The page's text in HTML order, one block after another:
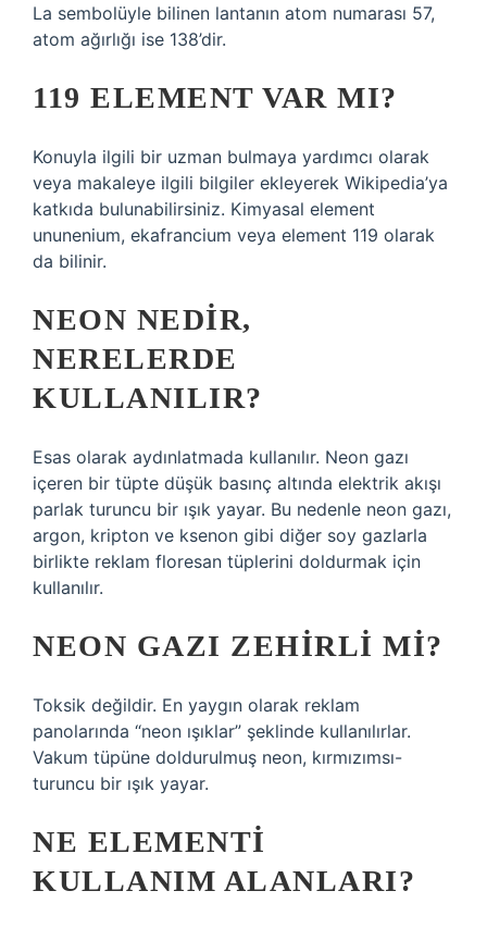
La sembolüyle bilinen lantanın atom numarası 57,
atom ağırlığı ise 138’dir.
119 ELEMENT VAR MI?
Konuyla ilgili bir uzman bulmaya yardımcı olarak
veya makaleye ilgili bilgiler ekleyerek Wikipedia’ya
katkıda bulunabilirsiniz. Kimyasal element
ununenium, ekafrancium veya element 119 olarak
da bilinir.
NEON NEDIR,
NERELERDE
KULLANILIR?
Esas olarak aydınlatmada kullanılır. Neon gazı
içeren bir tüpte düşük basınç altında elektrik akışı
parlak turuncu bir ışık yayar. Bu nedenle neon gazı,
argon, kripton ve ksenon gibi diğer soy gazlarla
birlikte reklam floresan tüplerini doldurmak için
kullanılır.
NEON GAZI ZEHIRLI MI?
Toksik değildir. En yaygın olarak reklam
panolarında “neon ışıklar” şeklinde kullanılırlar.
Vakum tüpüne doldurulmuş neon, kırmızımsı-
turuncu bir ışık yayar.
NE ELEMENTI
KULLANIM ALANLARI?